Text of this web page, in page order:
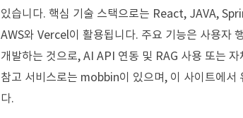
있습니다. 핵심 기술 스택으로는 React, JAVA,
AWS와 Vercel이 활용됩니다. 주요 기능은 사용자
개발하는 것으로, AI API 연동 및 RAG 사용 또는
참고 서비스로는 mobbin이 있으며, 이 사이트에서
다.